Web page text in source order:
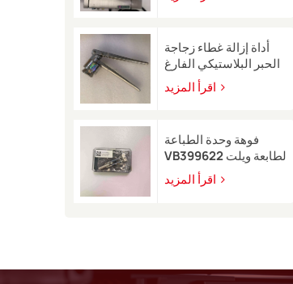
أداة إزالة غطاء زجاجة
الحبر البلاستيكي الفارغ
لطابعة لينكس 8900
فوهة وحدة الطباعة
VB399622 لطابعة ويلت